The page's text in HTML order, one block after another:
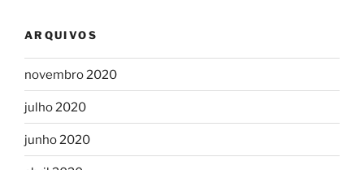
ARQUIVOS
novembro 2020
julho 2020
junho 2020